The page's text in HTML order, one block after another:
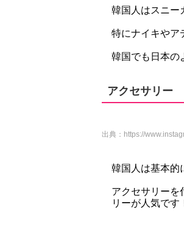
韓国人はスニー
特にナイキやア
韓国でも日本の
アクセサリー
出典： https://
韓国人は基本的
アクセサリーを
リーが人気です